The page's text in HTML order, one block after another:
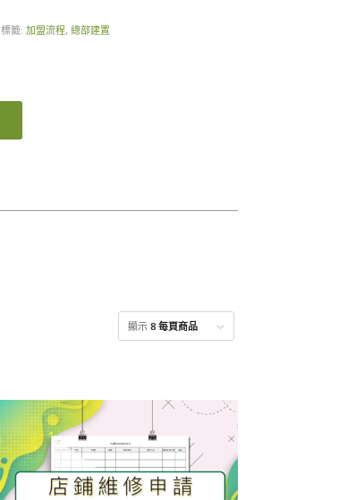
標籤: 加盟流程, 總部建置
顯示 8 每頁商品